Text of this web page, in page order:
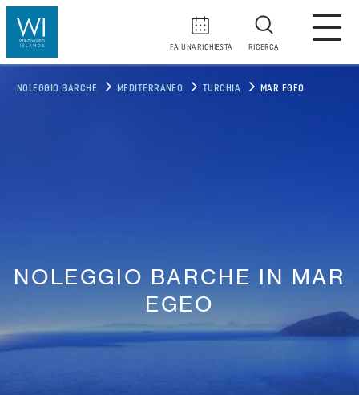
FAI UNA RICHIESTA RICERCA
NOLEGGIO BARCHE MEDITERRANEO TURCHIA MAR EGEO
NOLEGGIO BARCHE IN MAR
EGEO